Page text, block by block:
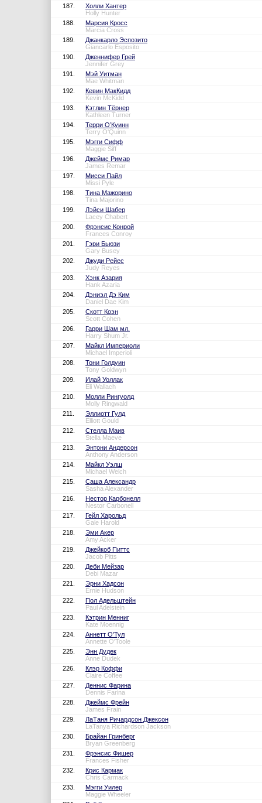
187.
Холли Хантер
Holly Hunter
188.
Марсия Кросс
Marcia Cross
189.
Джанкарло Эспозито
Giancarlo Esposito
190.
Дженнифер Грей
Jennifer Grey
191.
Мэй Уитман
Mae Whitman
192.
Кевин МакКидд
Kevin McKidd
193.
Кэтлин Тёрнер
Kathleen Turner
194.
Терри О’Куинн
Terry O'Quinn
195.
Мэгги Сифф
Maggie Siff
196.
Джеймс Римар
James Remar
197.
Мисси Пайл
Missi Pyle
198.
Тина Мажорино
Tina Majorino
199.
Лэйси Шабер
Lacey Chabert
200.
Фрэнсис Конрой
Frances Conroy
201.
Гэри Бьюзи
Gary Busey
202.
Джуди Рейес
Judy Reyes
203.
Хэнк Азария
Hank Azaria
204.
Дэниэл Дэ Ким
Daniel Dae Kim
205.
Скотт Коэн
Scott Cohen
206.
Гарри Шам мл.
Harry Shum Jr.
207.
Майкл Империоли
Michael Imperioli
208.
Тони Голдуин
Tony Goldwyn
209.
Илай Уоллак
Eli Wallach
210.
Молли Рингуолд
Molly Ringwald
211.
Эллиотт Гулд
Elliott Gould
212.
Стелла Маив
Stella Maeve
213.
Энтони Андерсон
Anthony Anderson
214.
Майкл Уэлш
Michael Welch
215.
Саша Александр
Sasha Alexander
216.
Нестор Карбонелл
Nestor Carbonell
217.
Гейл Харольд
Gale Harold
218.
Эми Акер
Amy Acker
219.
Джейкоб Питтс
Jacob Pitts
220.
Деби Мейзар
Debi Mazar
221.
Эрни Хадсон
Ernie Hudson
222.
Пол Адельштейн
Paul Adelstein
223.
Кэтрин Менниг
Kate Moennig
224.
Аннетт О’Тул
Annette O'Toole
225.
Энн Дудек
Anne Dudek
226.
Клэр Коффи
Claire Coffee
227.
Деннис Фарина
Dennis Farina
228.
Джеймс Фрейн
James Frain
229.
ЛаТаня Ричардсон Джексон
LaTanya Richardson Jackson
230.
Брайан Гринберг
Bryan Greenberg
231.
Фрэнсис Фишер
Frances Fisher
232.
Крис Кармак
Chris Carmack
233.
Мэгги Уилер
Maggie Wheeler